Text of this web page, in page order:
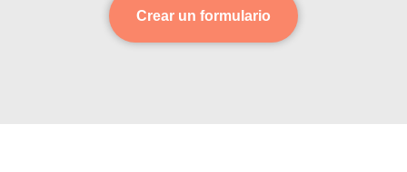
Crear un formulario